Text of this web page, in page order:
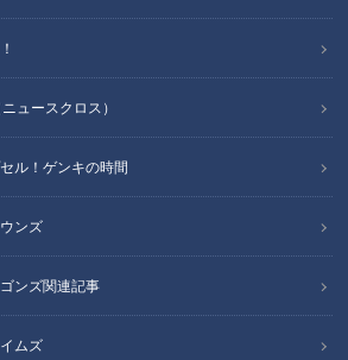
ュースクロス）
ル！ゲンキの時間
ンズ
ンズ関連記事
ムズ
名門『宇治山田商業高
で部員と共に鬼トレを全
2022年12月7日放送